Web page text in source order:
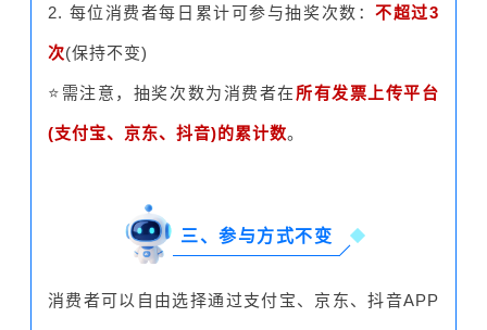
2. 每位消费者每日累计可参与抽奖次数：不超过3
次(保持不变)
⭐需注意，抽奖次数为消费者在 所有发票上传平台
(支付宝、京东、抖音)的累计数。
三、参与方式不变
消费者可以自由选择通过支付宝、京东、抖音APP